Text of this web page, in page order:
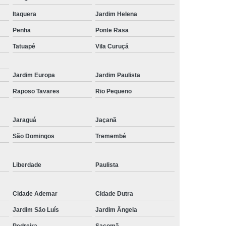
Tela de Celular
Reparo em Celular
Troca de Tela Celular
Tela de Celular
Troca de Tela do Celular
Samsung
Troca de Tela Xiaomi
Celular
Itaquera Jardim Helena
Penha Ponte Rasa
Tatuapé Vila Curuçá
Jardim Europa Jardim Paulista
Raposo Tavares Rio Pequeno
Jaraguá Jaçanã
São Domingos Tremembé
Liberdade Paulista
Cidade Ademar Cidade Dutra
Jardim São Luís Jardim Ângela